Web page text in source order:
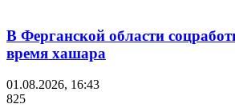
В Ферганской области
время хашара
01.08.2026, 16:43
825